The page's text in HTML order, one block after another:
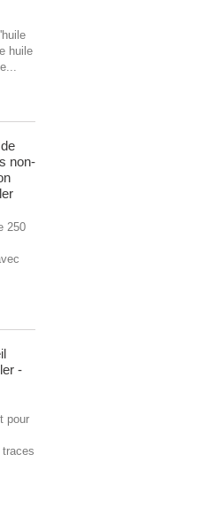
huile
non-
250
-
pour
traces